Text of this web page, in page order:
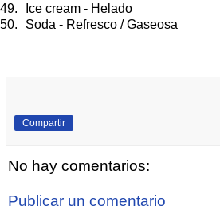
Ice cream - Helado
Soda - Refresco / Gaseosa
Compartir
No hay comentarios:
Publicar un comentario